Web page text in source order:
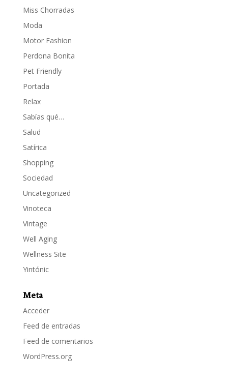
Miss Chorradas
Moda
Motor Fashion
Perdona Bonita
Pet Friendly
Portada
Relax
Sabías qué…
Salud
Satírica
Shopping
Sociedad
Uncategorized
Vinoteca
Vintage
Well Aging
Wellness Site
Yintónic
Meta
Acceder
Feed de entradas
Feed de comentarios
WordPress.org